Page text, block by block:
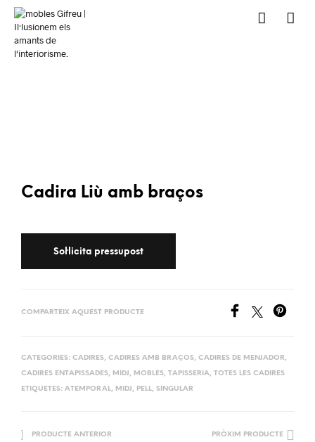
Cadira Liù amb braços
COMPARTEIX AQUEST PRODUCTE
CATEGORIES: CADIRES, CADIRES AMB BRAÇOS, CADIRES DE MENJADOR,
CADIRES ENTAPISSADES, MIDJ, MOBLES, TAPISSERIA, TOTES LES CADIRES
ETIQUETES: ATEMPORAL, MIDJ, PELL, SINGULAR
PRODUCTE ANTERIOR PRÒXIM PRODUCTE